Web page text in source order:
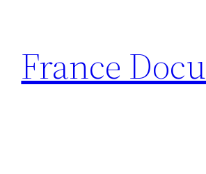
contenu
France Docu